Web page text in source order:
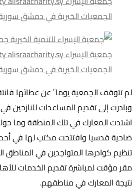
لم تتوقف الجمعية يوما ً عن عطائها
وبادرت إلى تقديم المساعدات للنازحين
اشتدت المعارك في تلك المنطقة وما
ضاحية قدسيا وافتتحت مكتب لها في أحد
تنظيم كوادرها المتواجدين في المناطق
مقر مؤقت لمباشرة تقديم الخدمات
نتيجة المعارك في مناطقهم.